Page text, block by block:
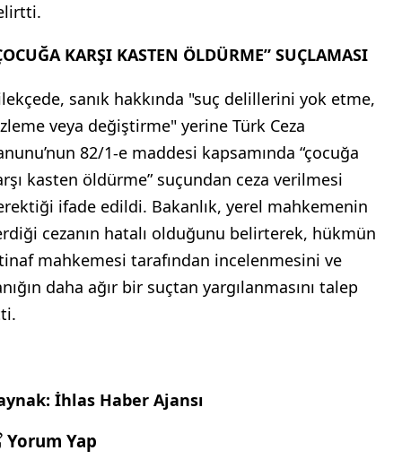
KARŞI KASTEN ÖLDÜRME” SUÇLAMASI
sanık hakkında "suç delillerini yok etme,
veya değiştirme" yerine Türk Ceza
82/1-e maddesi kapsamında “çocuğa
kasten öldürme” suçundan ceza verilmesi
ifade edildi. Bakanlık, yerel mahkemenin
cezanın hatalı olduğunu belirterek, hükmün
mahkemesi tarafından incelenmesini ve
daha ağır bir suçtan yargılanmasını talep
İhlas Haber Ajansı
Yorum Yap